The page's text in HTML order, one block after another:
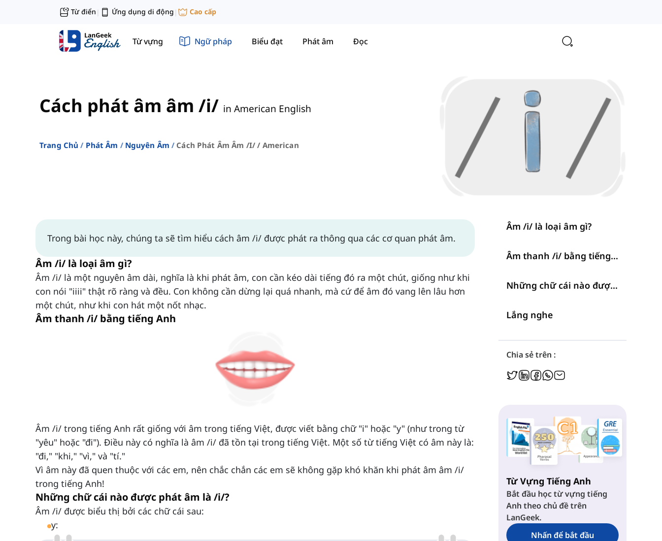
Từ điển | Ứng dụng di động | Cao cấp
Từ vựng Ngữ pháp Biểu đạt Phát âm Đọc
Cách phát âm âm /i/ in American English
Trang Chủ Phát Âm Nguyên Âm Cách Phát Âm Âm /i/ / American
Trong bài học này, chúng ta sẽ tìm hiểu cách âm /i/ được phát ra thông qua các cơ quan phát âm.
Âm /i/ là loại âm gì?
Âm /i/ là một nguyên âm dài, nghĩa là khi phát âm, con cần kéo dài tiếng đó ra một chút, giống như khi
con nói "iiii" thật rõ ràng và đều. Con không cần dừng lại quá nhanh, mà cứ để âm đó vang lên lâu hơn
một chút, như khi con hát một nốt nhạc.
Âm thanh /i/ bằng tiếng Anh
Âm /i/ trong tiếng Anh rất giống với âm trong tiếng Việt, được viết bằng chữ "i" hoặc "y" (như trong từ
"yêu" hoặc "đi"). Điều này có nghĩa là âm /i/ đã tồn tại trong tiếng Việt. Một số từ tiếng Việt có âm này là:
"đi," "khi," "vì," và "tí."
Vì âm này đã quen thuộc với các em, nên chắc chắn các em sẽ không gặp khó khăn khi phát âm âm /i/
trong tiếng Anh!
Những chữ cái nào được phát âm là /i/?
Âm /i/ được biểu thị bởi các chữ cái sau:
y:
Âm /i/ là loại âm gì?
Âm thanh /i/ bằng tiếng Anh
Những chữ cái nào được phát âm là /i/?
Lắng nghe
Chia sẻ trên :
Từ Vựng Tiếng Anh
Bắt đầu học từ vựng tiếng
Anh theo chủ đề trên
LanGeek.
Nhấn để bắt đầu